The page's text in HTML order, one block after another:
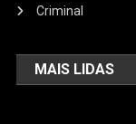
Criminal
MAIS LIDAS